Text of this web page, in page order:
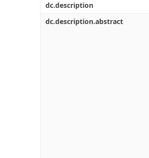
dc.description
dc.description.abstract